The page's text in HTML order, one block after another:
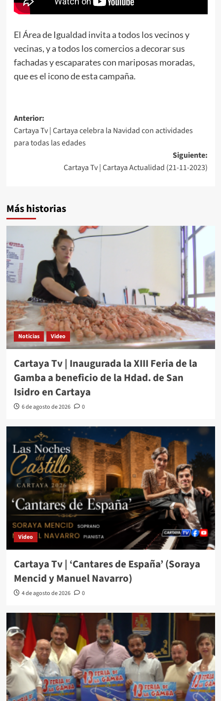
El Área de Igualdad invita a todos los vecinos y
vecinas, y a todos los comercios a decorar sus
fachadas y escaparates con mariposas moradas,
que es el icono de esta campaña.
Anterior:
Cartaya Tv | Cartaya celebra la Navidad con actividades
para todas las edades
Siguiente:
Cartaya Tv | Cartaya Actualidad (21-11-2023)
Más historias
Noticias Video
Cartaya Tv | Inaugurada la XIII Feria de la
Gamba a beneficio de la Hdad. de San
Isidro en Cartaya
6 de agosto de 2026 0
Video
Cartaya Tv | ‘Cantares de España’ (Soraya
Mencid y Manuel Navarro)
4 de agosto de 2026 0